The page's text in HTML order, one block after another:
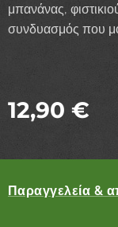
μπανάνας,
συνδυασμός που
12,90 €
Παραγγελεία &